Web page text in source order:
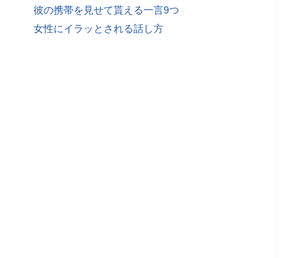
彼の携帯を見せて貰える一言9つ
女性にイラッとされる話し方